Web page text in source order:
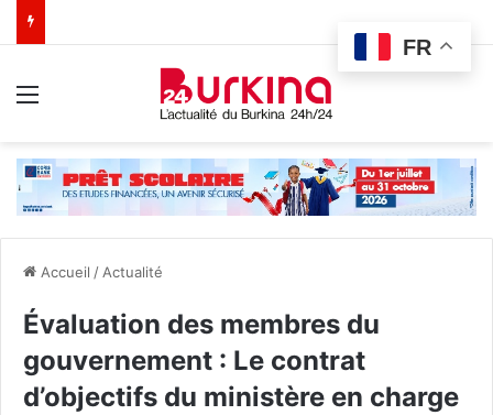
Accueil / Actualité
Évaluation des membres du
gouvernement : Le contrat
d’objectifs du ministère en charge
FR